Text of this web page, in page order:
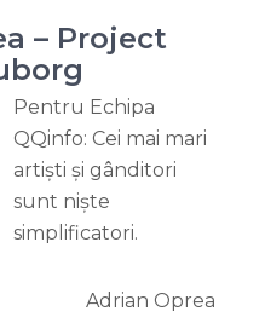
– Project
Pentru Echipa
QQinfo: Cei mai mari
artiști și gânditori
sunt niște
simplificatori.
Adrian Oprea